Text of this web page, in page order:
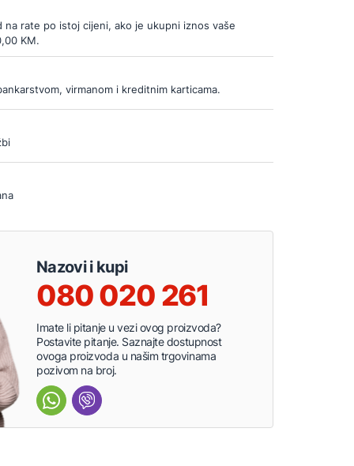
na rate po istoj cijeni, ako je ukupni iznos vaše
KM.
virmanom i kreditnim karticama.
Nazovi i kupi
080 020 261
Imate li pitanje u vezi ovog proizvoda?
Postavite pitanje. Saznajte dostupnost
ovoga proizvoda u našim trgovinama
pozivom na broj.